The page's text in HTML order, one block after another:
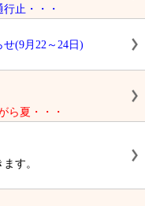
止・・・
(9月22～24日)
ら夏・・・
す。